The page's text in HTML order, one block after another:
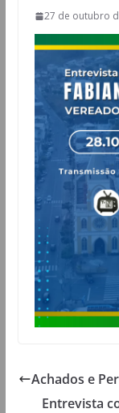
27 de outubro
Achados e
Entrevista